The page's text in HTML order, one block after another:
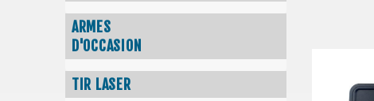
ARMES
D'OCCASION
TIR LASER